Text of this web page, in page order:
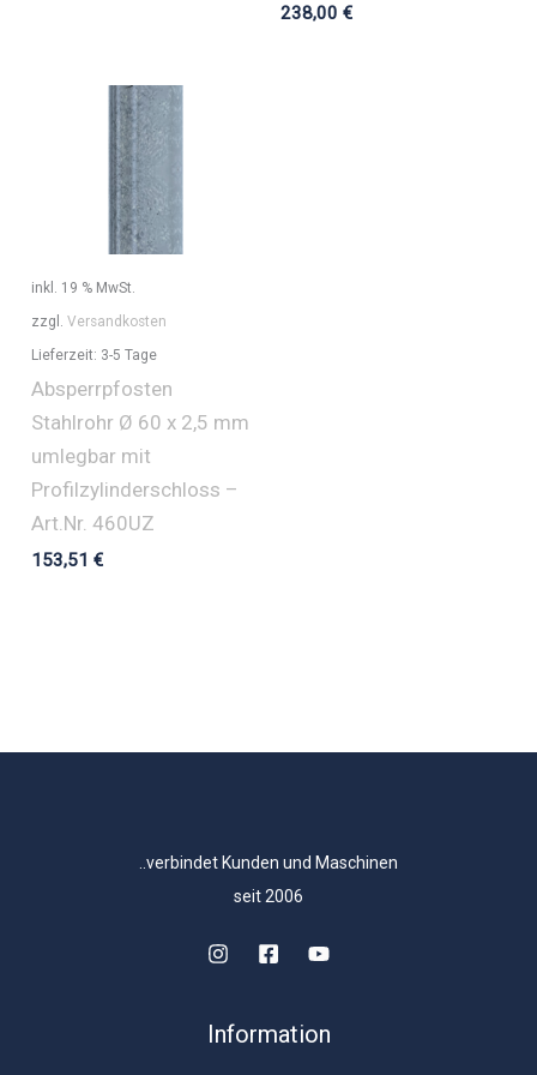
238,00 €
inkl. 19 % MwSt.
zzgl.Versandkosten
Lieferzeit: 3-5 Tage
Absperrpfosten
Stahlrohr Ø 60 x 2,5 mm
umlegbar mit
Profilzylinderschloss –
Art.Nr. 460UZ
153,51€
..verbindet Kunden und Maschinen
seit 2006
Information